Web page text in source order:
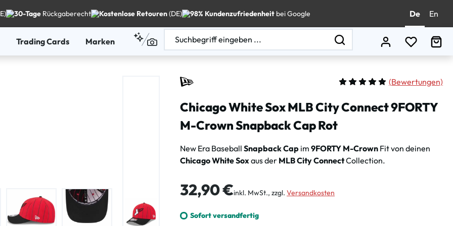
30-Tage Rückgaberecht Kostenlose Retouren(DE) 98% Kundenzufriedenheit bei Google De En
Du hast
Trading Cards Marken
(Bewertungen)
Chicago White Sox MLB City Connect 9FORTY
M-Crown Snapback Cap Rot
New Era Baseball Snapback Cap im 9FORTY M-Crown Fit von deinen
Chicago White Soxaus der MLB City ConnectCollection.
Regulärer Preis:
32,90 €inkl. MwSt., zzgl. Versandkosten
Sofort versandfertig